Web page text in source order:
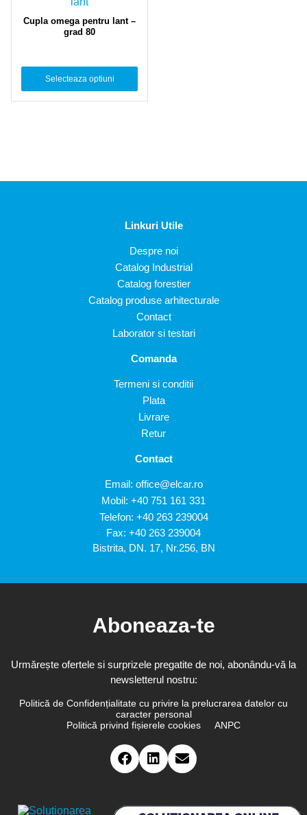
Cupla omega pentru lant –
grad 80
Selecteaza optiuni
Linkuri Utile
Despre noi
Catalog Industrial
Catalog forestier
Catalog produse arhitecturale
Contact
Laborator si testari
Comanda
Termeni si conditii
Plata
Livrare
Retur
Contact
Email: office@elcar.ro
Mobil: +40 751 161 331
Telefon: +40 263 239004
Fax: +40 263 239004
Bistrita, DN. 17, Nr.256, BN
Aboneaza-te
Urmărește ofertele si surprizele pregatite de noi, abonându-vă la
newsletterul nostru:
Politică de Confidențialitate cu privire la prelucrarea datelor cu
caracter personal
Politică privind fișierele cookies
ANPC